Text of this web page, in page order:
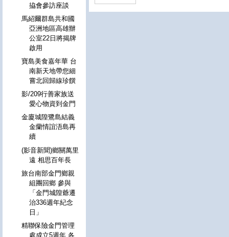
拹會參訪座談
馬紹爾群島共和國
亞洲地區高雄辦
公室22日將揭牌
啟用
寶島美食嘉年華 台
南新天地帶您細
嘗北回歸線珍饌
影/209行善家族送
愛心物資到金門
金廈城隍鷺島結義
金蘭情誼浯島再
續
(影音新聞)鄉關萬里
遠 相思百年長
旅台南部金門鄉親
組團回鄉 參與
「金門城隍爺遷
治336週年紀念
日」
精聯保險金門管理
處成立5週年 各